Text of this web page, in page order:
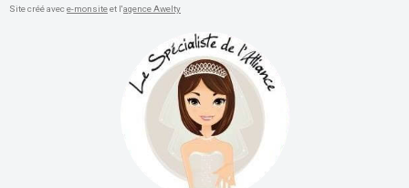
Site créé avece-monsiteet l'agence Awelty